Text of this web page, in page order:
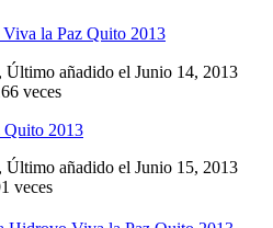
la Paz Quito 2013
Último añadido el Junio 14, 2013
veces
Quito 2013
Último añadido el Junio 15, 2013
veces